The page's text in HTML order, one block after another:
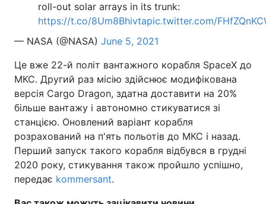
roll-out solar arrays in its trunk:
https://t.co/8Um8Bhivtapic.twitter.com/
— NASA (@NASA) June 5, 2021
Це вже 22-й політ вантажного корабля SpaceX до
МКС. Другий раз місію здійснює модифікована
версія Cargo Dragon, здатна доставити на 20%
більше вантажу і автономно стикуватися зі
станцією. Оновлений варіант корабля
розрахований на п'ять польотів до МКС і назад.
Перший запуск такого корабля відбувся в грудні
2020 року, стикування також пройшло успішно,
передає kommersant.